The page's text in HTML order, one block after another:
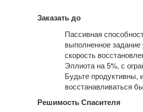
Заказать до
Пассивная
выполненное задание
скорость
Эллиота на 5%, с
Будьте
восстанавливаться
Решимость Спасителя